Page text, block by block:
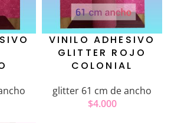
VINILO ADHESIVO
GLITTER ROJO
COLONIAL
glitter 61 cm de ancho
$4.000